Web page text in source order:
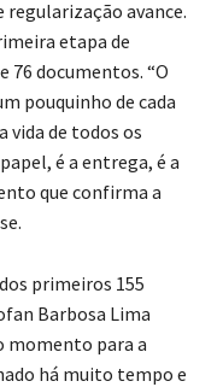
regularização avance.
etapa de
76 documentos. “O
pouquinho de cada
vida de todos os
é a entrega, é a
que confirma a
primeiros 155
Barbosa Lima
momento para a
há muito tempo e